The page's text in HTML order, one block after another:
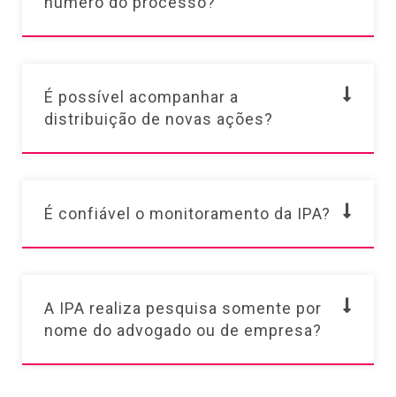
É possível acompanhar a
distribuição de novas ações?
É confiável o monitoramento da IPA?
A IPA realiza pesquisa somente por
nome do advogado ou de empresa?